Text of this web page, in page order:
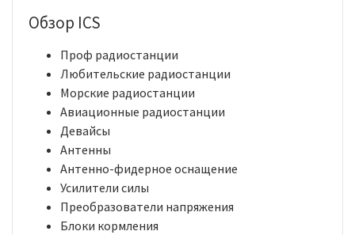
Обзор ICS
Проф радиостанции
Любительские радиостанции
Морские радиостанции
Авиационные радиостанции
Девайсы
Антенны
Антенно-фидерное оснащение
Усилители силы
Преобразователи напряжения
Блоки кормления